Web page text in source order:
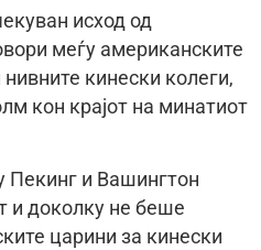
исход од
меѓу американските
кинески колеги,
кон крајот на минатиот
Пекинг и Вашингтон
и доколку не беше
царини за кинески